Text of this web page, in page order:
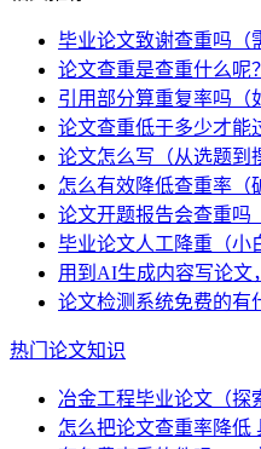
毕业论文致谢查重吗（
论文查重是查重什么呢？
引用部分算重复率吗（
论文查重低于多少才能
论文怎么写（从选题到
怎么有效降低查重率（
论文开题报告会查重吗
毕业论文人工降重（小
用到AI生成内容写论文
论文检测系统免费的有
热门论文知识
冶金工程毕业论文（探
怎么把论文查重率降低